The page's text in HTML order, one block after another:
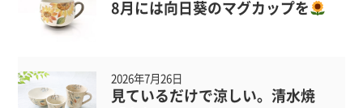
8月には向日葵のマグカップを
2026年7月26日
見ているだけで涼しい。清水焼